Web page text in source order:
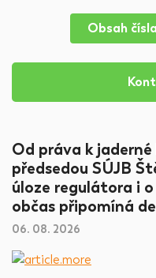
Obsah čísla
Od práva k
předsedou SÚJB
úloze regulátora i
občas připomíná
06. 08. 2026